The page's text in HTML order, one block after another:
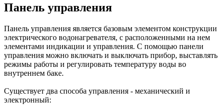
Панель управления
Панель управления является базовым элементом конструкции
электрического водонагревателя, с расположенными на нем
элементами индикации и управления. С помощью панели
управления можно включать и выключать прибор, выставлять
режимы работы и регулировать температуру воды во
внутреннем баке.
Существует два способа управления - механический и
электронный: